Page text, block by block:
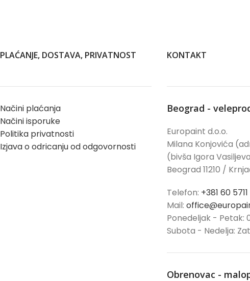
PLAĆANJE, DOSTAVA, PRIVATNOST
Načini plaćanja
Načini isporuke
Politika privatnosti
Izjava o odricanju od odgovornosti
KONTAKT
Beograd -
Europaint d.o.o.
Milana Konjovića
(bivša Igora
Beograd 11210 /
Telefon: +381 60
Mail:
Ponedeljak - Petak:
Subota - Nedelja:
Obrenovac -